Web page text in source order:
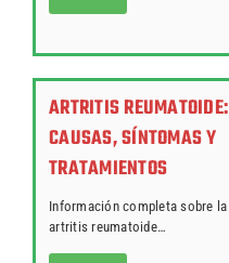
ARTRITIS REUMATOIDE:
CAUSAS, SÍNTOMAS Y
TRATAMIENTOS
Información completa sobre la
artritis reumatoide…